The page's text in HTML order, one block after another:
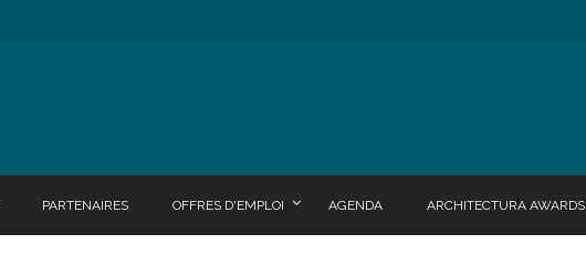
PARTENAIRES OFFRES D'EMPLOI AGENDA ARCHITECTURA AWARDS